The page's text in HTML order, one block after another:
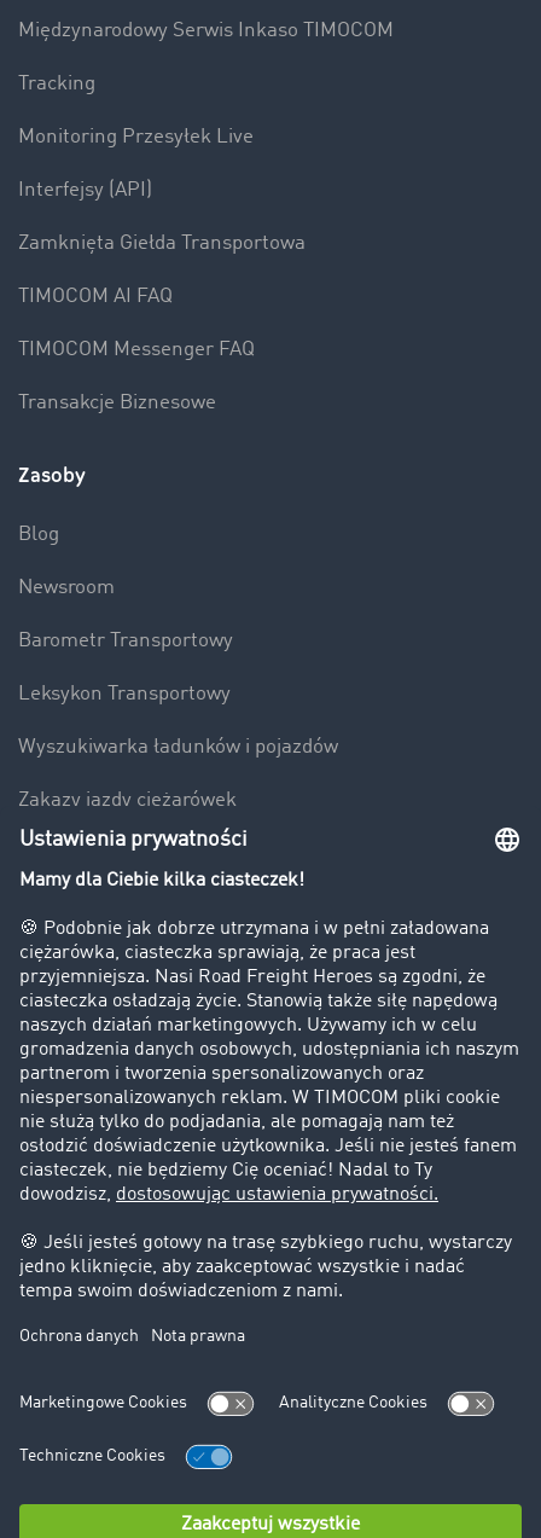
Międzynarodowy Serwis Inkaso TIMOCOM
Tracking
Monitoring Przesyłek Live
Interfejsy (API)
Zamknięta Giełda Transportowa
TIMOCOM AI FAQ
TIMOCOM Messenger FAQ
Transakcje Biznesowe
Zasoby
Blog
Newsroom
Barometr Transportowy
Leksykon Transportowy
Wyszukiwarka ładunków i pojazdów
Zakazy jazdy ciężarówek
Bezpieczeństwo
Firma
Historie sukcesu
Klienci pozyskują nowych klientów
Informacje prawne
Impressum
OWU
Ochrona danych
Ustawienia plików cookies